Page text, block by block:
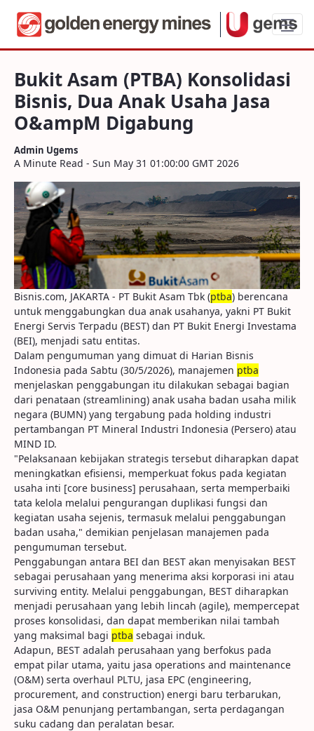
Bukit Asam (PTBA) Konsolidasi Bisnis,
Bukit Asam (PTBA) Konsolidasi
Bisnis, Dua Anak Usaha Jasa
O&ampM Digabung
Admin Ugems
A Minute Read - Sun May 31 01:00:00 GMT 2026
Bisnis.com, JAKARTA - PT Bukit Asam Tbk (ptba) berencana
untuk menggabungkan dua anak usahanya, yakni PT Bukit
Energi Servis Terpadu (BEST) dan PT Bukit Energi Investama
(BEI), menjadi satu entitas.
Dalam pengumuman yang dimuat di Harian Bisnis
Indonesia pada Sabtu (30/5/2026), manajemen ptba
menjelaskan penggabungan itu dilakukan sebagai bagian
dari penataan (streamlining) anak usaha badan usaha milik
negara (BUMN) yang tergabung pada holding industri
pertambangan PT Mineral Industri Indonesia (Persero) atau
MIND ID.
"Pelaksanaan kebijakan strategis tersebut diharapkan dapat
meningkatkan efisiensi, memperkuat fokus pada kegiatan
usaha inti [core business] perusahaan, serta memperbaiki
tata kelola melalui pengurangan duplikasi fungsi dan
kegiatan usaha sejenis, termasuk melalui penggabungan
badan usaha," demikian penjelasan manajemen pada
pengumuman tersebut.
Penggabungan antara BEI dan BEST akan menyisakan BEST
sebagai perusahaan yang menerima aksi korporasi ini atau
surviving entity. Melalui penggabungan, BEST diharapkan
menjadi perusahaan yang lebih lincah (agile), mempercepat
proses konsolidasi, dan dapat memberikan nilai tambah
yang maksimal bagi ptba sebagai induk.
Adapun, BEST adalah perusahaan yang berfokus pada
empat pilar utama, yaitu jasa operations and maintenance
(O&M) serta overhaul PLTU, jasa EPC (engineering,
procurement, and construction) energi baru terbarukan,
jasa O&M penunjang pertambangan, serta perdagangan
suku cadang dan peralatan besar.